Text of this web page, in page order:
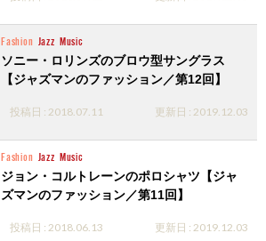
Fashion Jazz Music
ソニー・ロリンズのブロウ型サングラス
【ジャズマンのファッション／第12回】
投稿日 : 2018.07.11 更新日 : 2019.12.03
Fashion Jazz Music
ジョン・コルトレーンのポロシャツ【ジャ
ズマンのファッション／第11回】
投稿日 : 2018.06.13 更新日 : 2019.12.03